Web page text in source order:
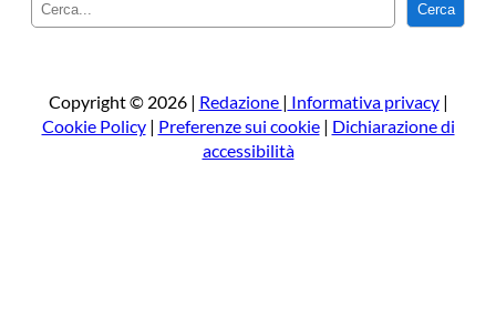
e
a
Cerca
Copyright © 2026 | Redazione | Informativa privacy|
Cookie Policy| Preferenze sui cookie| Dichiarazione di
accessibilità